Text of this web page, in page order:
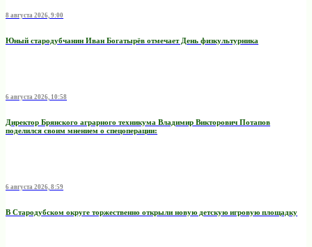
8 августа 2026, 9:00
Юный стародубчанин Иван Богатырёв отмечает День физкультурника
6 августа 2026, 10:58
Директор Брянского аграрного техникума Владимир Викторович Потапов
поделился своим мнением о спецоперации:
6 августа 2026, 8:59
В Стародубском округе торжественно открыли новую детскую игровую площадку